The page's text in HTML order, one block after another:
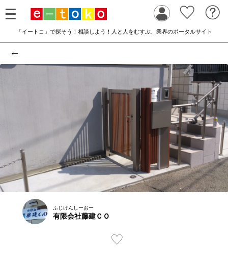
「イートコ」で探そう！相談しよう！人と人をむすぶ、業界のポータルサイト
←
ふじけんしーおー
有限会社藤建ＣＯ